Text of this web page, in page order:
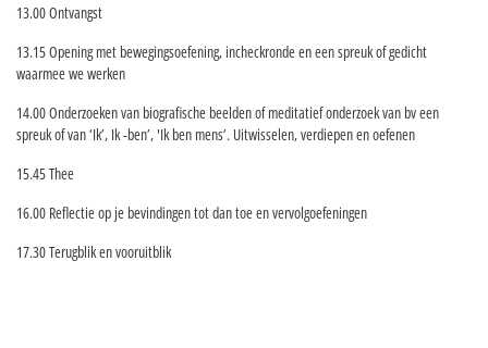
13.00 Ontvangst
13.15 Opening met bewegingsoefening, incheckronde en een spreuk of gedicht
waarmee we werken
14.00 Onderzoeken van biografische beelden of meditatief onderzoek van bv een
spreuk of van ‘Ik’, Ik -ben’, 'Ik ben mens’. Uitwisselen, verdiepen en oefenen
15.45 Thee
16.00 Reflectie op je bevindingen tot dan toe en vervolgoefeningen
17.30 Terugblik en vooruitblik